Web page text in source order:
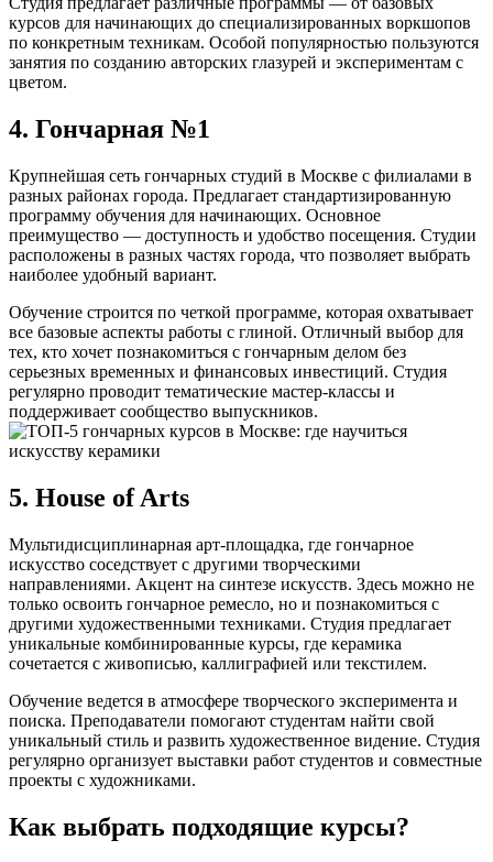
курсов для начинающих до специализированных воркшопов
по конкретным техникам. Особой популярностью пользуются
занятия по созданию авторских глазурей и экспериментам с
цветом.
4. Гончарная №1
Крупнейшая сеть гончарных студий в Москве с филиалами в
разных районах города. Предлагает стандартизированную
программу обучения для начинающих. Основное
преимущество — доступность и удобство посещения. Студии
расположены в разных частях города, что позволяет выбрать
наиболее удобный вариант.
Обучение строится по четкой программе, которая охватывает
все базовые аспекты работы с глиной. Отличный выбор для
тех, кто хочет познакомиться с гончарным делом без
серьезных временных и финансовых инвестиций. Студия
регулярно проводит тематические мастер-классы и
поддерживает сообщество выпускников.
5. House of Arts
Мультидисциплинарная арт-площадка, где гончарное
искусство соседствует с другими творческими
направлениями. Акцент на синтезе искусств. Здесь можно не
только освоить гончарное ремесло, но и познакомиться с
другими художественными техниками. Студия предлагает
уникальные комбинированные курсы, где керамика
сочетается с живописью, каллиграфией или текстилем.
Обучение ведется в атмосфере творческого эксперимента и
поиска. Преподаватели помогают студентам найти свой
уникальный стиль и развить художественное видение. Студия
регулярно организует выставки работ студентов и совместные
проекты с художниками.
Как выбрать подходящие курсы?